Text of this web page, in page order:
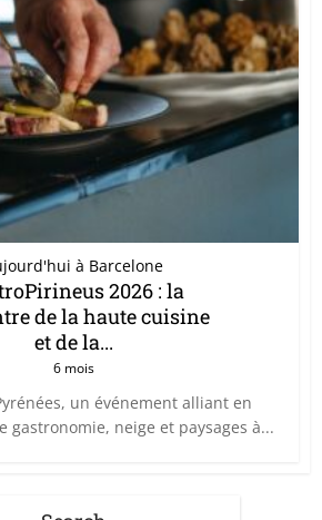
à Barcelone
2026 : la
de la haute cuisine
et de la...
6 mois
un événement alliant en
gastronomie, neige et paysages à...